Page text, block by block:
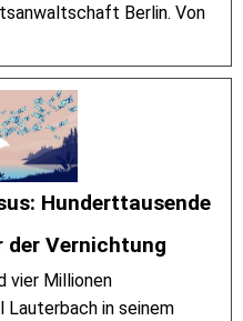
Berlin. Von
Hunderttausende
der Vernichtung
vier Millionen
in seinem